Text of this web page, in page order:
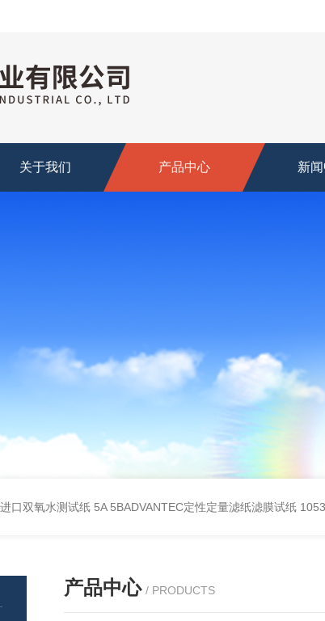
关于我们 产品中心 新
口双氧水测试纸 5A 5BADVANTEC定性定量滤纸滤膜试纸
产品中心 / PRODUCTS